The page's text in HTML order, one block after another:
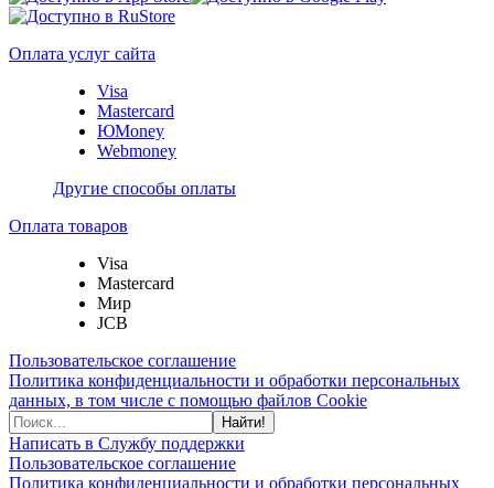
Оплата услуг сайта
Visa
Mastercard
ЮMoney
Webmoney
Другие способы оплаты
Оплата товаров
Visa
Mastercard
Мир
JCB
Пользовательское соглашение
Политика конфиденциальности и обработки персональных
данных, в том числе с помощью файлов Cookie
Найти!
Написать в Службу поддержки
Пользовательское соглашение
Политика конфиденциальности и обработки персональных